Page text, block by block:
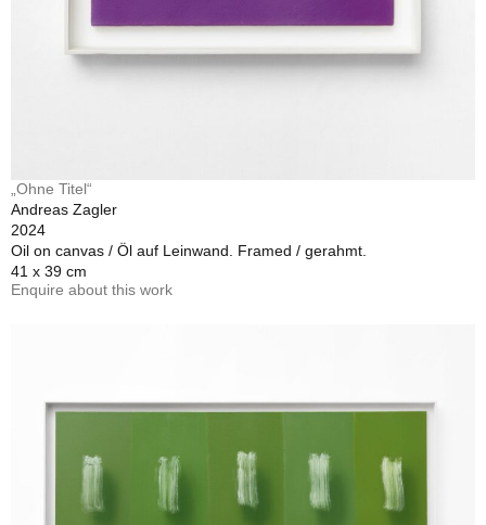
„Ohne Titel“
Andreas Zagler
2024
Oil on canvas / Öl auf Leinwand. Framed / gerahmt.
41 x 39 cm
Enquire about this work